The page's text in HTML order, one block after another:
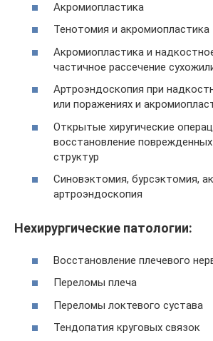
Акромиопластика
Тенотомия и акромиопластика
Акромиопластика и
частичное рассечение
Артроэндоскопия при
или поражениях и
Открытые хиругические
восстановление
структур
Синовэктомия, бурсэктомия,
артроэндоскопия
Нехирургические патологии:
Восстановление плечевого
Переломы плеча
Переломы локтевого сустава
Тендопатия круговых связок